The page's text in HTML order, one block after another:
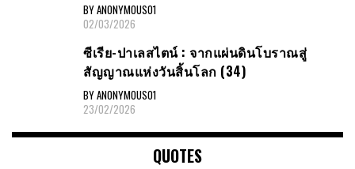
BY ANONYMOUS01
02/03/2026
ซีเรีย​-ปาเลสไตน์​ : จากแผ่นดินโบราณสู่
สัญญาณ​แห่งวันสิ้นโลก​ (34)
BY ANONYMOUS01
23/02/2026
QUOTES